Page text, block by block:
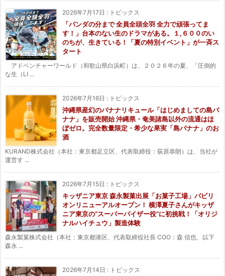
2026年7月17日 : トピックス
「パンダの分まで 全員全頭全羽 全力で頑張ってま
す！」台本のない生のドラマがある。１,６００のい
のちが、生きている！「夏の特別イベント」が一斉ス
タート
アドベンチャーワールド（和歌山県白浜町）は、２０２６年の夏、「圧倒的
な生（LI ...
2026年7月16日 : トピックス
沖縄県産幻のバナナリキュール「はじめましての島バ
ナナ」を販売開始 沖縄県・奄美諸島以外の流通はほ
ぼゼロ。完全数量限定・希少な果実「島バナナ」のお
酒
KURAND株式会社（本社：東京都足立区、代表取締役：荻原恭朗）は、当社が
運営す ...
2026年7月15日 : トピックス
キッザニア東京 森永製菓出展「お菓子工場」パビリ
オンリニューアルオープン！ 横澤夏子さんがキッザ
ニア東京の“スーパーバイザー役”に初挑戦！「オリジ
ナルハイチュウ」製造体験
森永製菓株式会社（本社：東京都港区、代表取締役社長 COO：森 信也、以下
森永 ...
2026年7月14日 : トピックス